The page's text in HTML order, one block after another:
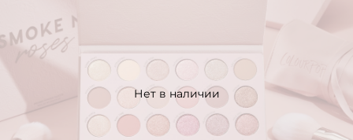
Нет в наличии